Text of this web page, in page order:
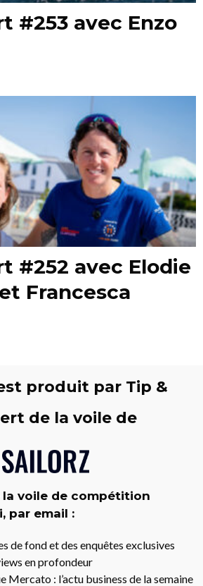
#253 avec Enzo
#252 avec Elodie
Francesca
produit par Tip &
de la voile de
la voile de compétition
par email :
de fond et des enquêtes exclusives
en profondeur
Mercato : l’actu business de la semaine